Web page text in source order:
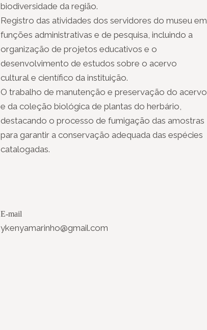
biodiversidade da região.
Registro das atividades dos servidores do museu em
funções administrativas e de pesquisa, incluindo a
organização de projetos educativos e o
desenvolvimento de estudos sobre o acervo
cultural e científico da instituição.
O trabalho de manutenção e preservação do acervo
e da coleção biológica de plantas do herbário,
destacando o processo de fumigação das amostras
para garantir a conservação adequada das espécies
catalogadas.
E-mail
ykenyamarinho@gmail.com